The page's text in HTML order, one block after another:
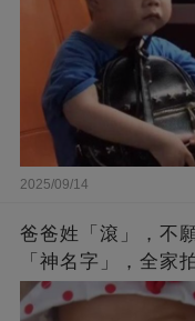
2025/09/14
爸爸姓「滾」，不
「神名字」，全家